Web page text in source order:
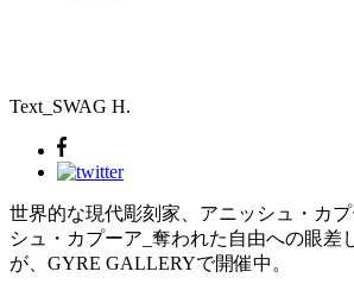
Text_SWAG H.
世界的な現代彫刻家、アニッシュ・カ
シュ・カプーア_奪われた自由への眼差
が、GYRE GALLERYで開催中。